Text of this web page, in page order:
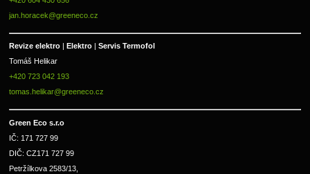
jan.horacek@greeneco.cz
Revize elektro | Elektro | Servis Termofol
Tomáš Helikar
+420 723 042 193
tomas.helikar@greeneco.cz
Green Eco s.r.o
IČ: 171 727 99
DIČ: CZ171 727 99
Petržílkova 2583/13,